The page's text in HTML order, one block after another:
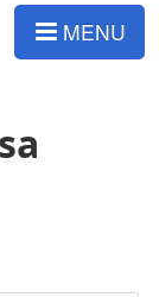
MENU